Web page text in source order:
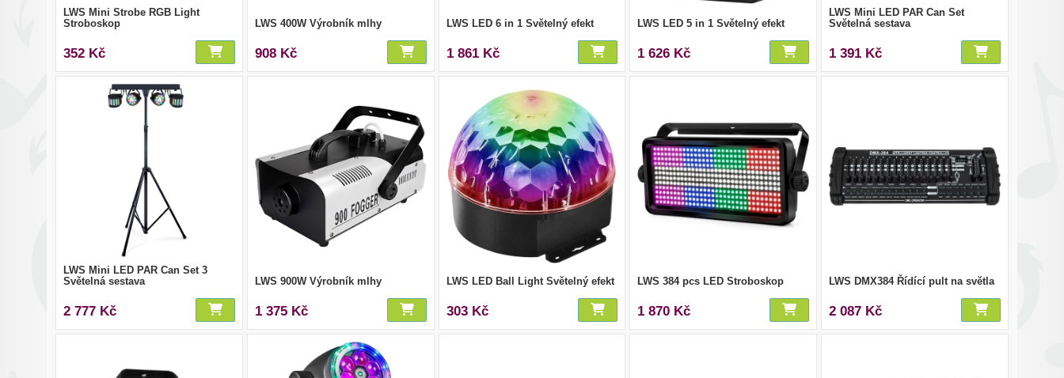
LWS Mini Strobe RGB Light
Stroboskop
352 Kč
LWS 400W Výrobník mlhy
908 Kč
LWS LED 6 in 1 Světelný efekt
1 861 Kč
LWS LED 5 in 1 Světelný efekt
1 626 Kč
LWS Mini LED PAR Can Set
Světelná sestava
1 391 Kč
LWS Mini LED PAR Can Set 3
Světelná sestava
2 777 Kč
LWS 900W Výrobník mlhy
1 375 Kč
LWS LED Ball Light Světelný efekt
303 Kč
LWS 384 pcs LED Stroboskop
1 870 Kč
LWS DMX384 Řídící pult na světla
2 087 Kč